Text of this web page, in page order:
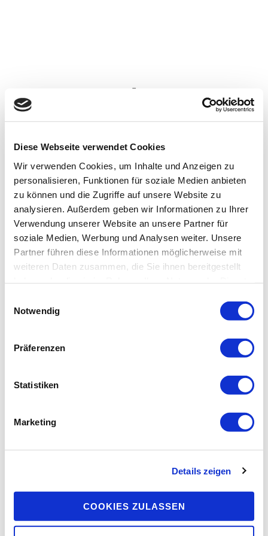
Diese Webseite verwendet Cookies
Wir verwenden Cookies, um Inhalte und Anzeigen zu
personalisieren, Funktionen für soziale Medien anbieten
zu können und die Zugriffe auf unsere Website zu
analysieren. Außerdem geben wir Informationen zu Ihrer
Verwendung unserer Website an unsere Partner für
soziale Medien, Werbung und Analysen weiter. Unsere
Partner führen diese Informationen möglicherweise mit
weiteren Daten zusammen, die Sie ihnen bereitgestellt
Notwendig
Präferenzen
Statistiken
Marketing
Details zeigen
COOKIES ZULASSEN
Schlagwort:glücklich
Vom18. September 2022